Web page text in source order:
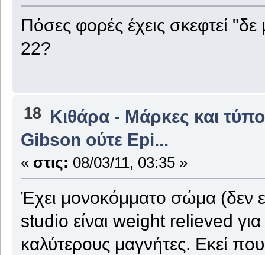
Πόσες φορές έχεις σκεφτεί
22?
18 Κιθάρα - Μάρκες και
Gibson ούτε Epi...
« στις: 08/03/11, 03:35 »
Έχει μονοκόμματο σώμα (δεν
studio είναι weight relieved
καλύτερους μαγνήτες. Εκεί